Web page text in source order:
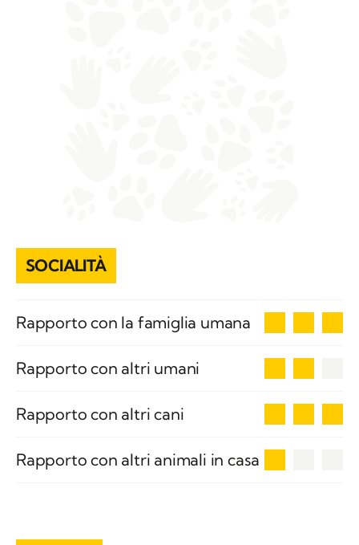
SOCIALITÀ
Rapporto con la famiglia umana
Rapporto con altri umani
Rapporto con altri cani
Rapporto con altri animali in casa